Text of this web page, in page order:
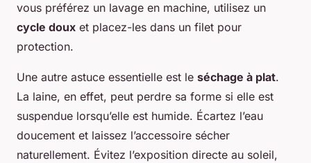
vous préférez un lavage en machine, utilisez un
cycle doux et placez-les dans un filet pour
protection.
Une autre astuce essentielle est le séchage à plat.
La laine, en effet, peut perdre sa forme si elle est
suspendue lorsqu’elle est humide. Écartez l’eau
doucement et laissez l’accessoire sécher
naturellement. Évitez l’exposition directe au soleil,